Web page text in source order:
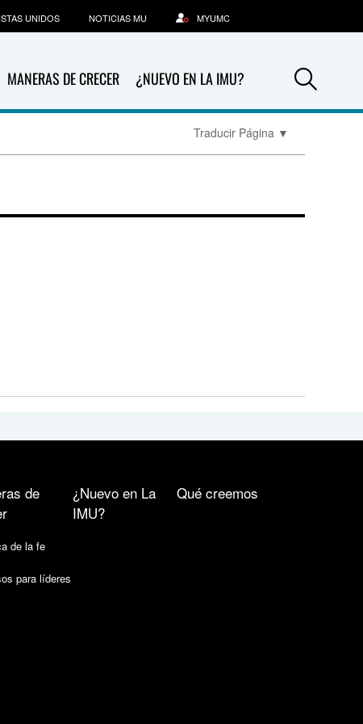
MANERAS DE CRECER ¿NUEVO EN LA IMU?
UNIDOS NOTICIAS MU MYUMC
Traducir Página ▼
de
de la fe
para líderes
¿Nuevo en La
IMU?
Qué creemos